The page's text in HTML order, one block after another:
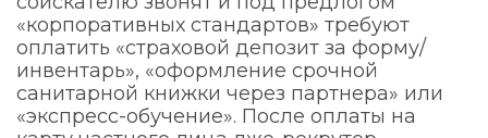
«корпоративных стандартов» требуют
оплатить «страховой депозит за форму/
инвентарь», «оформление срочной
санитарной книжки через партнера» или
«экспресс-обучение». После оплаты на